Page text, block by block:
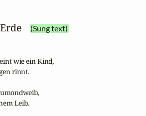
(Sung text)
wie ein Kind,
rinnt.
Leib.